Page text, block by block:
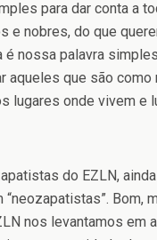
para dar conta a
e nobres, do que
é nossa palavra
aqueles que são como
lugares onde vivem e
do EZLN,
“neozapatistas”. Bom,
nos levantamos em